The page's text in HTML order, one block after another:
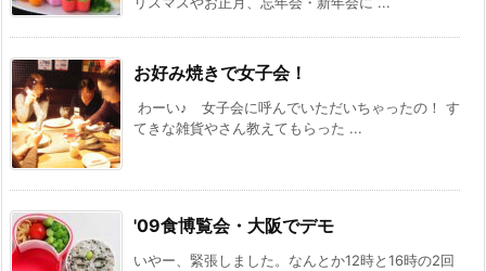
お好み焼きで女子会！
わーい♪ 女子会に呼んでいただいちゃったの！ す
てきな雑貨やさん教えてもらった ...
'09食博覧会・大阪でデモ
いやー、緊張しました。なんとか12時と16時の2回